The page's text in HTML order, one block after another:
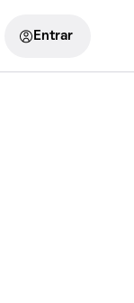
Entrar